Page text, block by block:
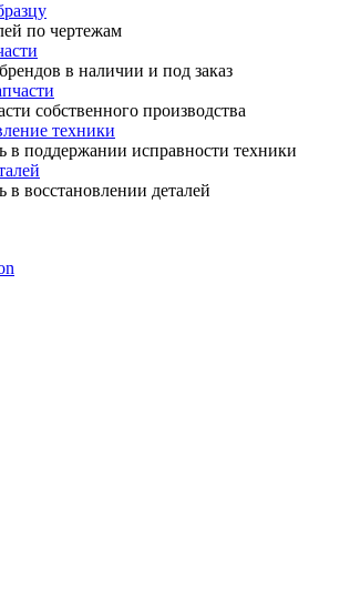
по чертежам
в наличии и под заказ
собственного производства
техники
в поддержании исправности техники
восстановлении деталей